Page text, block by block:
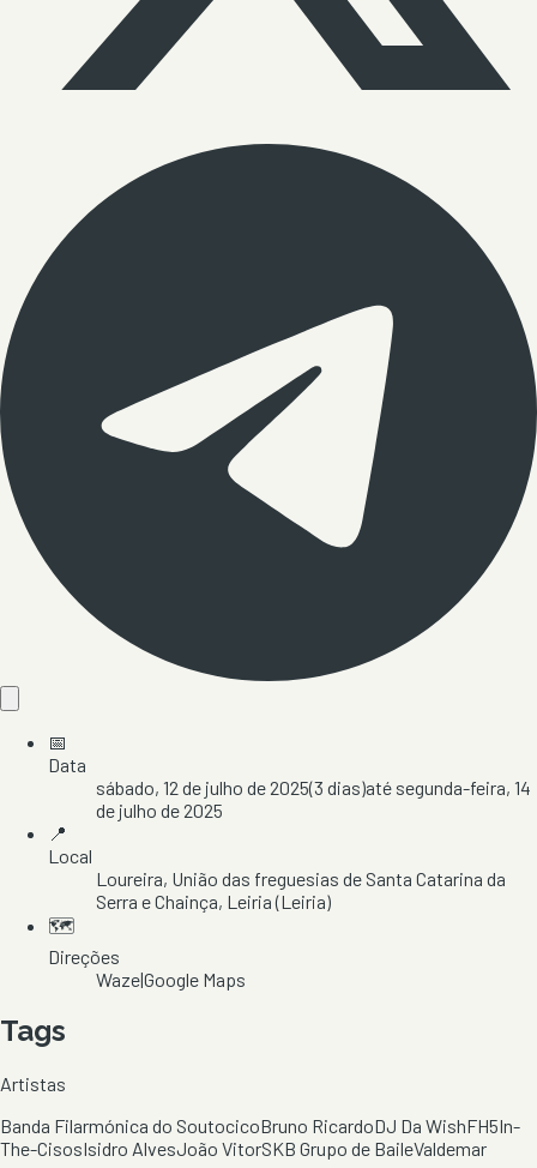
📅
Data
sábado, 12 de julho de 2025(3 dias)até segunda-feira, 14
de julho de 2025
📍
Local
Loureira, União das freguesias de Santa Catarina da
Serra e Chainça, Leiria(Leiria)
🗺️
Direções
Waze|Google Maps
Tags
Artistas
Banda Filarmónica do SoutocicoBruno RicardoDJ Da WishFH5In-
The-CisosIsidro AlvesJoão VitorSKB Grupo de BaileValdemar